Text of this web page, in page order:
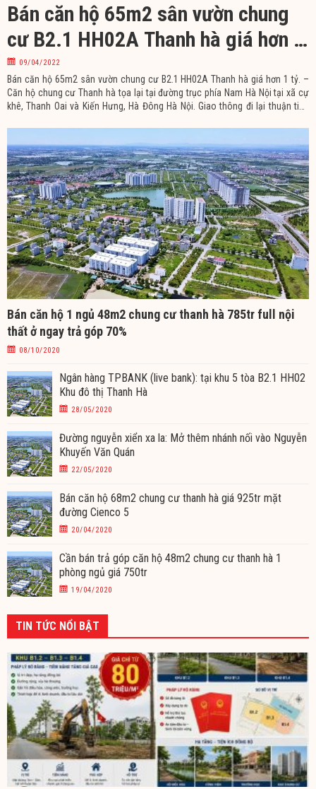
Bán căn hộ 65m2 sân vườn chung
cư B2.1 HH02A Thanh hà giá hơn 1
tỷ09/04/2022
Bán căn hộ 65m2 sân vườn chung cư B2.1 HH02A Thanh hà giá hơn 1 tỷ. –
Căn hộ chung cư Thanh hà tọa lại tại đường trục phía Nam Hà Nội tại xã cự
khê, Thanh Oai và Kiến Hưng, Hà Đông Hà Nội. Giao thông đi lại thuận tiện
Bán căn hộ 1 ngủ 48m2 chung cư thanh hà 785tr full nội
thất ở ngay trả góp 70%
08/10/2020
Ngân hàng TPBANK (live bank): tại khu 5 tòa B2.1 HH02
Khu đô thị Thanh Hà
28/05/2020
Đường nguyễn xiển xa la: Mở thêm nhánh nối vào Nguyễn
Khuyến Văn Quán
22/05/2020
Bán căn hộ 68m2 chung cư thanh hà giá 925tr mặt
đường Cienco 5
20/04/2020
Cần bán trả góp căn hộ 48m2 chung cư thanh hà 1
phòng ngủ giá 750tr
19/04/2020
TIN TỨC NỔI BẬT